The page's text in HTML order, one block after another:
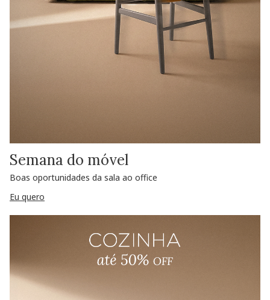
Semana do móvel
Boas oportunidades da sala ao office
Eu quero